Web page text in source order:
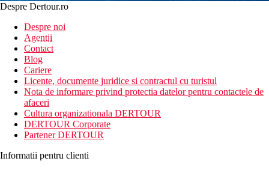
newsletter!
Despre Dertour.ro
Despre noi
Agentii
Contact
Blog
Cariere
Licente, documente juridice si contractul cu turistul
Nota de informare privind protectia datelor pentru contactele de
afaceri
Cultura organizationala DERTOUR
DERTOUR Corporate
Partener DERTOUR
Informatii pentru clienti